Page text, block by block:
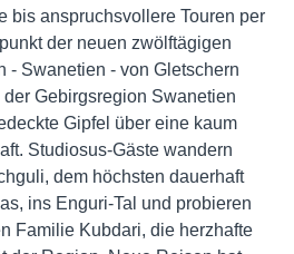
bis anspruchsvollere Touren per
der neuen zwölftägigen
- Swanetien - von Gletschern
Gebirgsregion Swanetien
Gipfel über eine kaum
Studiosus-Gäste wandern
dem höchsten dauerhaft
ins Enguri-Tal und probieren
Familie Kubdari, die herzhafte